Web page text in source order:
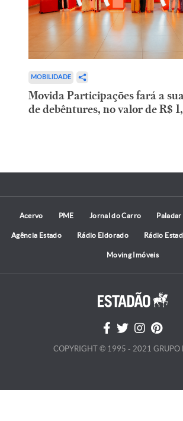
MOBILIDADE
Movida Participações fará a
de debêntures, no valor de R$
Acervo PME Jornal do Carro Paladar
Agência Estado Rádio Eldorado Rádio
Moving Imóveis
COPYRIGHT © 1995 - 2021 GRUPO